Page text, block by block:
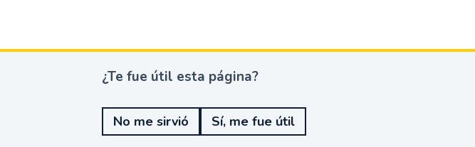
¿
e
u
¿Te fue útil esta página?
No me sirvió Sí, me fue útil